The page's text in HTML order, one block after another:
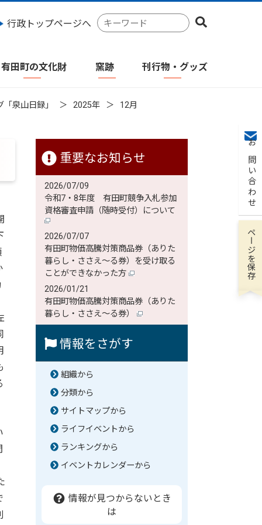
行政トップページへ
検
索
ワ
有田町の文化財 窯跡 刊行物・グッズ
お問い合わせ
泉山日録」 2025年
12月
重要なお知らせ
2026/07/09
令和7・8年度 有田町競争入札参加
資格審査申請（随時受付）について
2026/07/07
有田町物価高騰対策商品券（ありた
暮らし・ささえ～る券）を受け取る
ことができなかった方
2026/01/21
有田町物価高騰対策商品券（ありた
暮らし・ささえ～る券）
情報をさがす
組織から
分類から
サイトマップから
ライフイベントから
ランキングから
イベントカレンダーから
情報が見つからないとき
は
ページを保存